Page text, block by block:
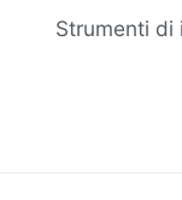
Strumenti di